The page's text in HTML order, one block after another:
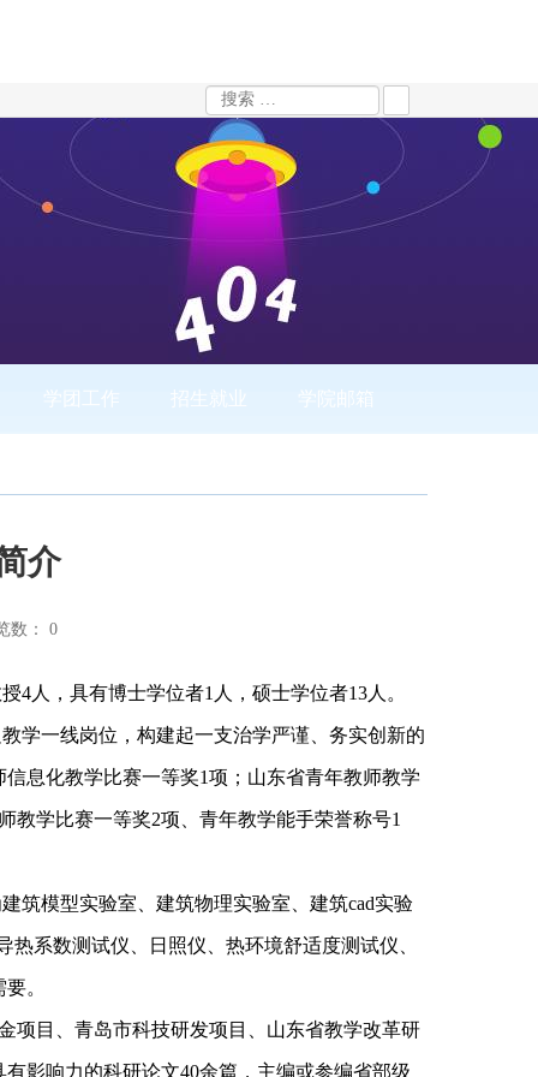
学团工作 招生就业 学院邮箱
介
：0
4人，具有博士学位者1人，硕士学位者13人。
一线岗位，构建起一支治学严谨、务实创新的
息化教学比赛一等奖1项；山东省青年教师教学
教学比赛一等奖2项、青年教学能手荣誉称号1
模型实验室、建筑物理实验室、建筑cad实验
系数测试仪、日照仪、热环境舒适度测试仪、
。
目、青岛市科技研发项目、山东省教学改革研
影响力的科研论文40余篇，主编或参编省部级